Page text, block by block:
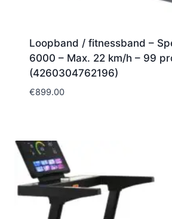
Loopband / fitnessband –
6000 – Max. 22 km/h – 99
(4260304762196)
€899.00